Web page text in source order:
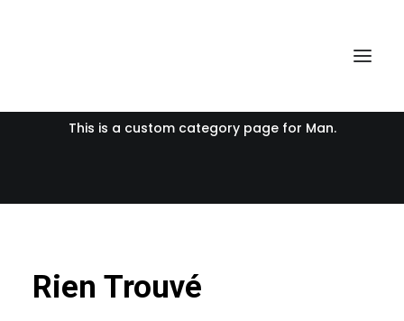
This is a custom category page for Man.
Rien Trouvé